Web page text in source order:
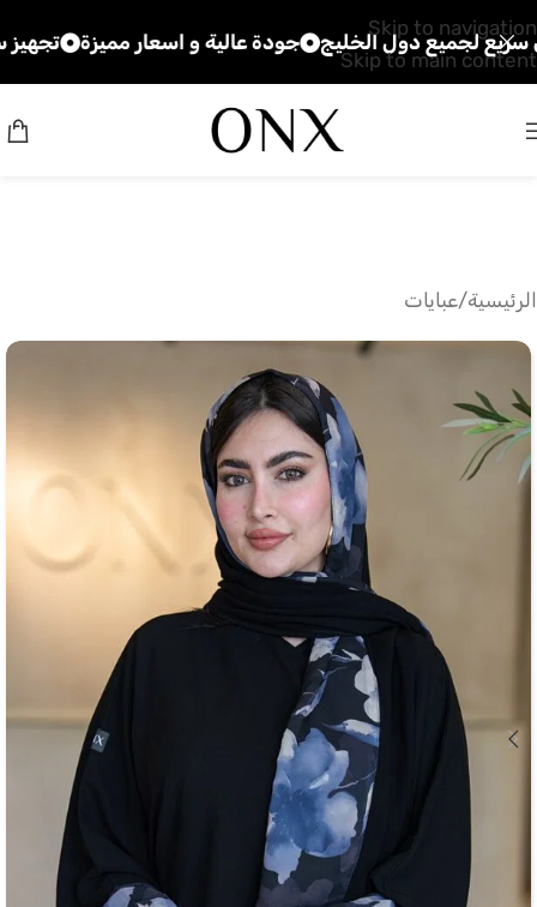
Skip to navigation
Skip to main content
تجهيز سريع جودة عالية و اسعار مميزة دول الخليج
الرئيسية/عبايات